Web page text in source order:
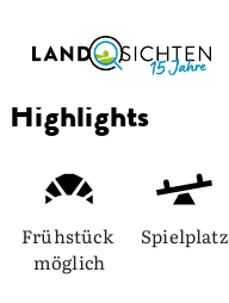
Highlights
Frühstück
möglich
Spielplatz